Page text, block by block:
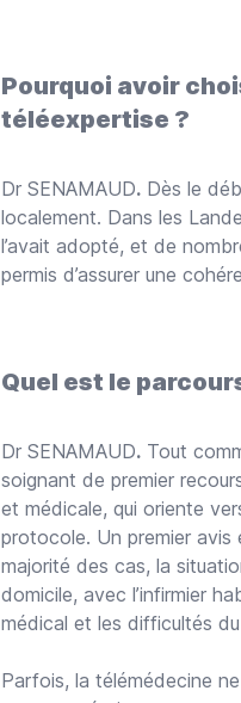
Pourquoi avoir
téléexpertise ?
Dr SENAMAUD. Dès le
localement. Dans les
l’avait adopté, et de
permis d’assurer une
Quel est le
Dr SENAMAUD. Tout
soignant de premier
et médicale, qui oriente
protocole. Un premier avis
majorité des cas, la
domicile, avec l’infirmier
médical et les difficultés
Parfois, la télémédecine